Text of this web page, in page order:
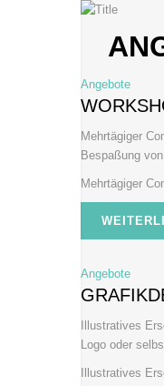
Angebote
Mehrtägiger
Bespaßung
Mehrtägiger
Angebote
Illustratives
Logo oder
Illustratives